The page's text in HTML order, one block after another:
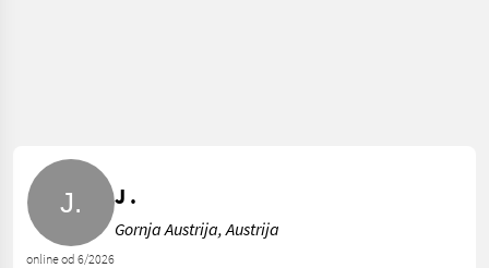
online od 6/2026
J .
Gornja Austrija, Austrija